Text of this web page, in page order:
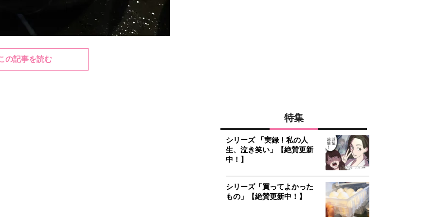
の記事を読む
特集
シリーズ 「実録！私の人
生、泣き笑い」【絶賛更新
中！】
シリーズ「買ってよかった
もの」【絶賛更新中！】